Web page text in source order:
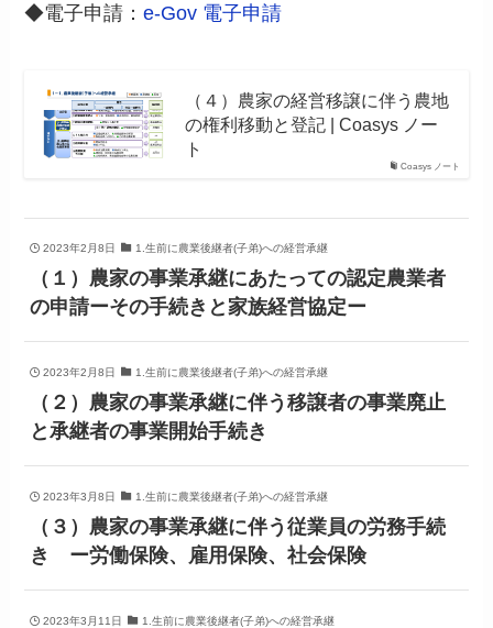
◆電子申請：e-Gov 電子申請
Coasys ノート
（４）農家の経営移譲に伴う農地
の権利移動と登記 | Coasys ノー
ト
2023年2月8日 1.生前に農業後継者(子弟)への経営承継
（１）農家の事業承継にあたっての認定農業者
の申請ーその手続きと家族経営協定ー
2023年2月8日 1.生前に農業後継者(子弟)への経営承継
（２）農家の事業承継に伴う移譲者の事業廃止
と承継者の事業開始手続き
2023年3月8日 1.生前に農業後継者(子弟)への経営承継
（３）農家の事業承継に伴う従業員の労務手続
き ー労働保険、雇用保険、社会保険
2023年3月11日 1.生前に農業後継者(子弟)への経営承継